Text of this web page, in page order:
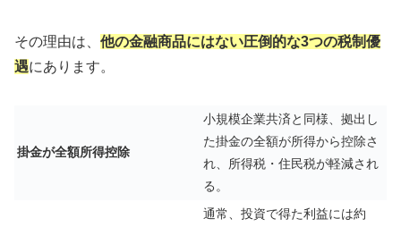
その理由は、 他の金融商品にはない圧倒的な3つの税制優
遇にあります。
掛金が全額所得控除
小規模企業共済と同様、拠出し
た掛金の全額が所得から控除さ
れ、所得税・住民税が軽減され
る。
通常、投資で得た利益には約